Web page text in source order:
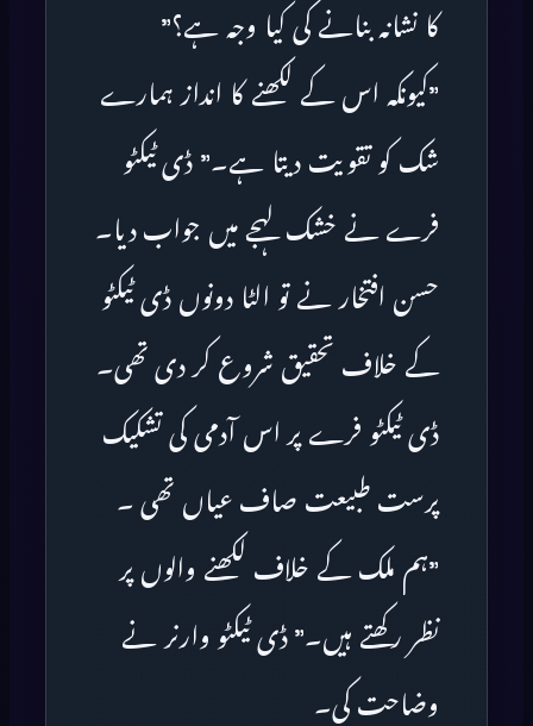
کا نشانہ بنانے کی کیا وجہ ہے؟”
”کیونکہ اس کے لکھنے کا انداز ہمارے
شک کو تقویت دیتا ہے۔” ڈی ٹیکٹو
فرے نے خشک لہجے میں جواب دیا۔
حسن افتخار نے تو الٹا دونوں ڈی ٹیکٹو
کے خلاف تحقیق شروع کر دی تھی۔
ڈی ٹیکٹو فرے پر اس آدمی کی تشکیک
پرست طبیعت صاف عیاں تھی ۔
”ہم ملک کے خلاف لکھنے والوں پر
نظر رکھتے ہیں۔” ڈی ٹیکٹو وارنر نے
وضاحت کی۔